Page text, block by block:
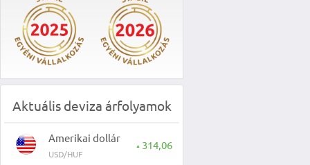
Aktuális deviza árfolyamok
Amerikai dollár
USD/HUF
▲ 314,06